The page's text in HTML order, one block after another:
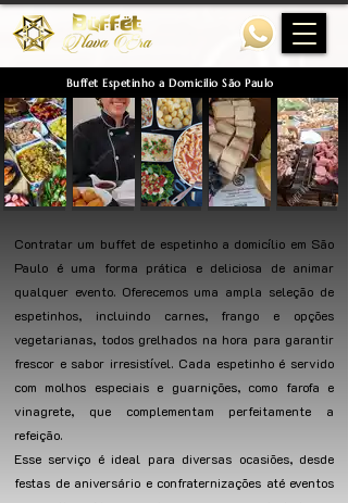
Buffet Espetinho a Domicilio São Paulo
Contratar um buffet de espetinho a domicílio em São
Paulo é uma forma prática e deliciosa de animar
qualquer evento. Oferecemos uma ampla seleção de
espetinhos, incluindo carnes, frango e opções
vegetarianas, todos grelhados na hora para garantir
frescor e sabor irresistível. Cada espetinho é servido
com molhos especiais e guarnições, como farofa e
vinagrete, que complementam perfeitamente a
refeição.
Esse serviço é ideal para diversas ocasiões, desde
festas de aniversário e confraternizações até eventos